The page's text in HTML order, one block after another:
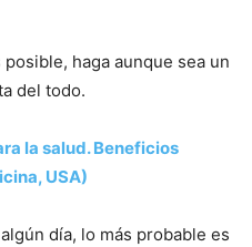
haga aunque sea un
del todo.
la salud. Beneficios
USA)
día, lo más probable es